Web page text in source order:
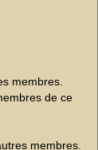
membres.
de ce
membres.